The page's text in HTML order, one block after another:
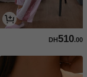
DH510.00